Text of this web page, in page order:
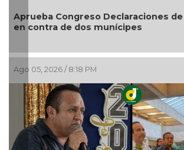
Entrega DIF Municipal de
credenciales de discapacidad
Ago 05, 2026 / 7:20 PM